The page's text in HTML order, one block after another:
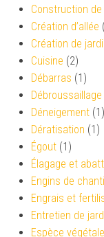
Construction
Création d’allée
Création de
Cuisine (2)
Débarras (1)
Débroussaillage
Déneigement (1)
Dératisation (1)
Égout (1)
Élagage et
Engins de
Engrais et
Entretien de
Espèce végétale